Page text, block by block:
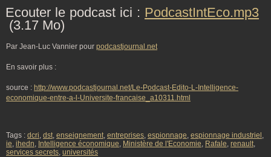
Ecouter le podcast ici : PodcastIntEco.mp3
(3.17 Mo)
Par Jean-Luc Vannier pour podcastjournal.net
En savoir plus :
source : http://www.podcastjournal.net/Le-Podcast-Edito-L-Intelligence-
economique-entre-a-l-Universite-francaise_a10311.html
Tags : dcri, dst, enseignement, entreprises, espionnage, espionnage industriel ,
ie, ihedn, Intelligence économique, Ministère de l'Economie, Rafale, renault,
services secrets, universités